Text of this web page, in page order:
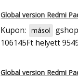
Global version Redmi
Kupon: másol
106145Ft helyett
Global version Redmi